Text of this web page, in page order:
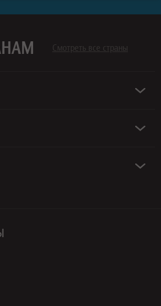
Смотреть все страны